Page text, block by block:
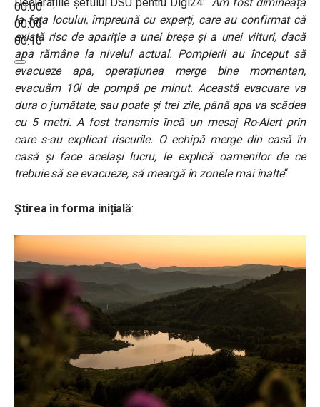
00:00
00:00
00:10
Declarațiile șefului DSU pentru Digi24: “Am fost dimineață
la fața locului, împreună cu experți, care au confirmat că
există risc de apariție a unei breșe și a unei viituri, dacă
apa rămâne la nivelul actual. Pompierii au început să
evacueze apa, operațiunea merge bine momentan,
evacuăm 10l de pompă pe minut. Această evacuare va
dura o jumătate, sau poate și trei zile, până apa va scădea
cu 5 metri. A fost transmis încă un mesaj Ro-Alert prin
care s-au explicat riscurile. O echipă merge din casă în
casă și face același lucru, le explică oamenilor de ce
trebuie să se evacueze, să meargă în zonele mai înalte“.
Știrea în forma inițială: